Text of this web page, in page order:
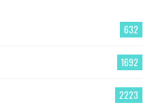
632
1692
2223